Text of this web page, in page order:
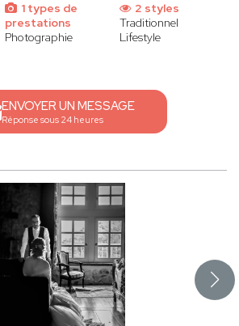
1 types de
prestations
Photographie
2 styles
Traditionnel
Lifestyle
ENVOYER UN MESSAGE
Réponse sous 24 heures